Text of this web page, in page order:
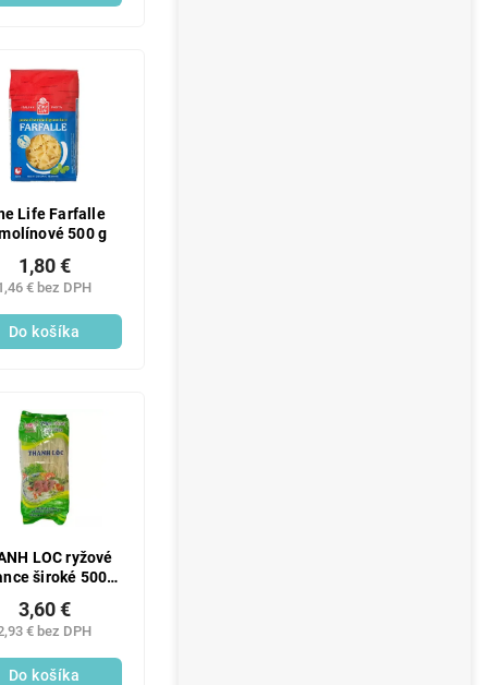
Life Farfalle
500 g
€ bez DPH
1,80 €
Do košíka
LOC ryžové
široké 500g
€ bez DPH
3,60 €
Do košíka